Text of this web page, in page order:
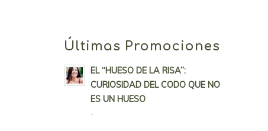
Últimas Promociones
EL “HUESO DE LA RISA”:
CURIOSIDAD DEL CODO QUE NO
ES UN HUESO
-